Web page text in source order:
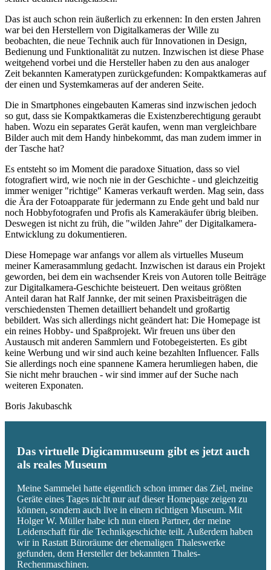
Das ist auch schon rein äußerlich zu erkennen: In den ersten Jahren
war bei den Herstellern von Digitalkameras der Wille zu
beobachten, die neue Technik auch für Innovationen in Design,
Bedienung und Funktionalität zu nutzen. Inzwischen ist diese Phase
weitgehend vorbei und die Hersteller haben zu den aus analoger
Zeit bekannten Kameratypen zurückgefunden: Kompaktkameras auf
der einen und Systemkameras auf der anderen Seite.
Die in Smartphones eingebauten Kameras sind inzwischen jedoch
so gut, dass sie Kompaktkameras die Existenzberechtigung geraubt
haben. Wozu ein separates Gerät kaufen, wenn man vergleichbare
Bilder auch mit dem Handy hinbekommt, das man zudem immer in
der Tasche hat?
Es entsteht so im Moment die paradoxe Situation, dass so viel
fotografiert wird, wie noch nie in der Geschichte - und gleichzeitig
immer weniger "richtige" Kameras verkauft werden. Mag sein, dass
die Ära der Fotoapparate für jedermann zu Ende geht und bald nur
noch Hobbyfotografen und Profis als Kamerakäufer übrig bleiben.
Deswegen ist nicht zu früh, die "wilden Jahre" der Digitalkamera-
Entwicklung zu dokumentieren.
Diese Homepage war anfangs vor allem als virtuelles Museum
meiner Kamerasammlung gedacht. Inzwischen ist daraus ein Projekt
geworden, bei dem ein wachsender Kreis von Autoren tolle Beiträge
zur Digitalkamera-Geschichte beisteuert. Den weitaus größten
Anteil daran hat Ralf Jannke, der mit seinen Praxisbeiträgen die
verschiedensten Themen detailliert behandelt und großartig
bebildert. Was sich allerdings nicht geändert hat: Die Homepage ist
ein reines Hobby- und Spaßprojekt. Wir freuen uns über den
Austausch mit anderen Sammlern und Fotobegeisterten. Es gibt
keine Werbung und wir sind auch keine bezahlten Influencer. Falls
Sie allerdings noch eine spannene Kamera herumliegen haben, die
Sie nicht mehr brauchen - wir sind immer auf der Suche nach
weiteren Exponaten.
Boris Jakubaschk
Das virtuelle Digicammuseum gibt es jetzt auch
als reales Museum
Meine Sammelei hatte eigentlich schon immer das Ziel, meine
Geräte eines Tages nicht nur auf dieser Homepage zeigen zu
können, sondern auch live in einem richtigen Museum. Mit
Holger W. Müller habe ich nun einen Partner, der meine
Leidenschaft für die Technikgeschichte teilt. Außerdem haben
wir in Rastatt Büroräume der ehemaligen Thaleswerke
gefunden, dem Hersteller der bekannten Thales-
Rechenmaschinen.